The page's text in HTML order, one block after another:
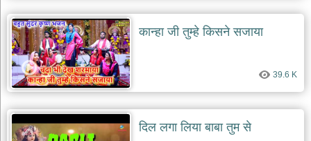
जोड़ें
add
bhajans
कान्हा जी तुम्हे किसने सजाया
39.6 K
दिल लगा लिया बाबा तुम से